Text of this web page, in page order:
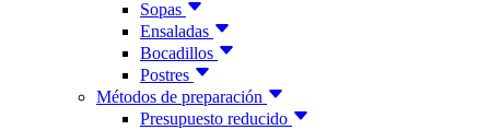
Sopas
Ensaladas
Bocadillos
Postres
Métodos de preparación
Presupuesto reducido